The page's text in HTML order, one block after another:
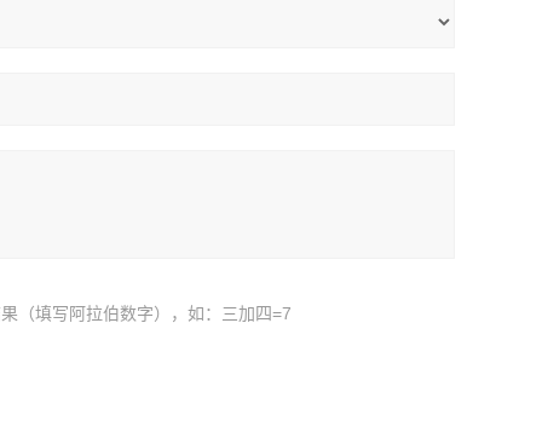
（填写阿拉伯数字），如：三加四=7